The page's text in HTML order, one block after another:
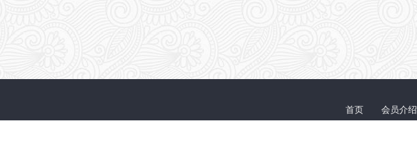
首页 会员介绍